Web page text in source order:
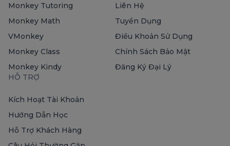
Monkey Tutoring
Monkey Math
VMonkey
Monkey Class
Monkey Kindy
Liên Hệ
Tuyển Dụng
Điều Khoản Sử Dụng
Chính Sách Bảo Mật
Đăng Ký Đại Lý
HỖ TRỢ
Kích Hoạt Tài Khoản
Hướng Dẫn Học
Hỗ Trợ Khách Hàng